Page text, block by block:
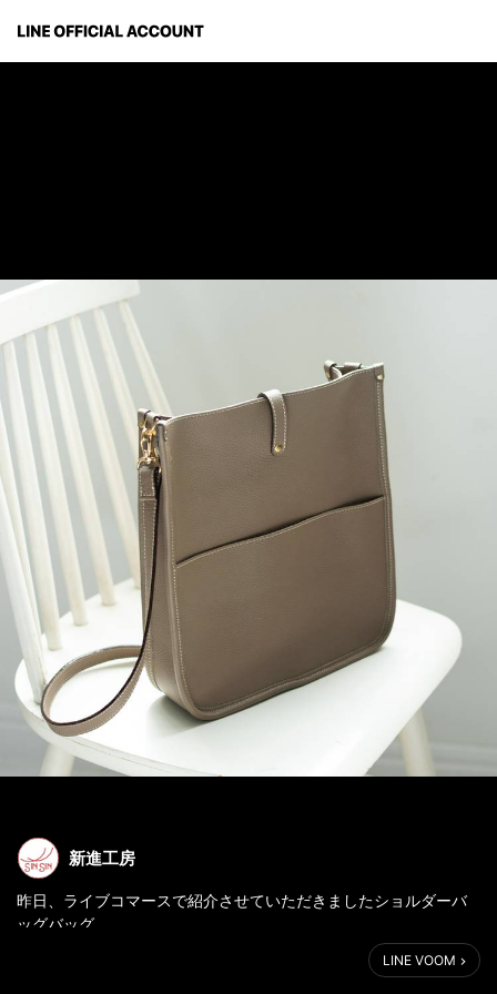
新進工房
昨日、ライブコマースで紹介させていただきましたショルダーバ
ッグバッグ
【U-ユー- クリスパニルレザー トープ】の抽選販売のご案内で
LINE VOOM